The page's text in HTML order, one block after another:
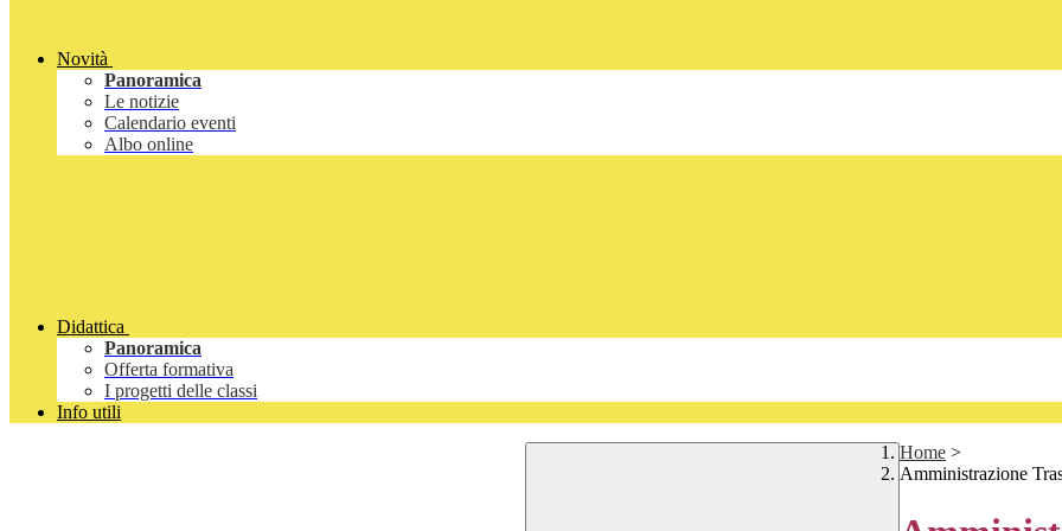
Novità
Panoramica
Le notizie
Calendario eventi
Albo online
Didattica
Panoramica
Offerta formativa
I progetti delle classi
Info utili
Home >
Amministrazione